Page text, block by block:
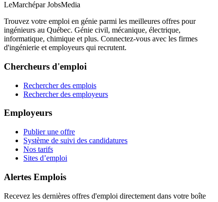
LeMarchépar JobsMedia
Trouvez votre emploi en génie parmi les meilleures offres pour
ingénieurs au Québec. Génie civil, mécanique, électrique,
informatique, chimique et plus. Connectez-vous avec les firmes
d'ingénierie et employeurs qui recrutent.
Chercheurs d'emploi
Rechercher des emplois
Rechercher des employeurs
Employeurs
Publier une offre
Système de suivi des candidatures
Nos tarifs
Sites d’emploi
Alertes Emplois
Recevez les dernières offres d'emploi directement dans votre boîte